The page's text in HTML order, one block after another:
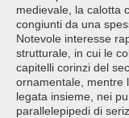
medievale, la calotta
congiunti da una
Notevole interesse
strutturale, in cui le
capitelli corinzi del
ornamentale, mentre
legata insieme, nei
parallelepipedi di